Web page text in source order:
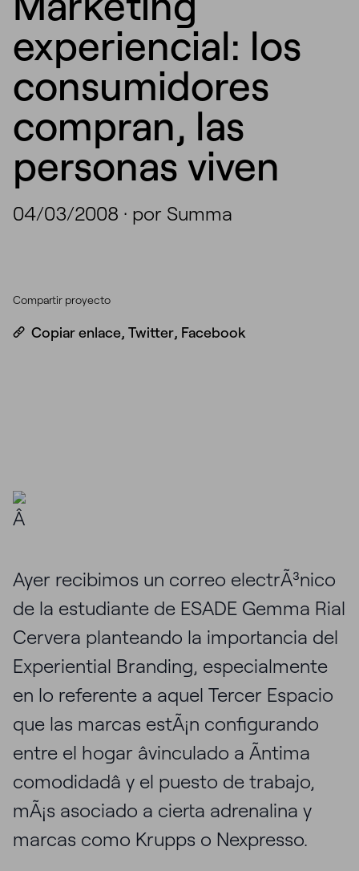
experiencial: los
consumidores
compran, las
personas viven
04/03/2008 · por Summa
Compartir proyecto
Copiar enlace, Twitter, Facebook
Â
Ayer recibimos un correo electrÃ³nico
de la estudiante de ESADE Gemma Rial
Cervera planteando la importancia del
Experiential Branding, especialmente
en lo referente a aquel Tercer Espacio
que las marcas estÃ¡n configurando
entre el hogar âvinculado a Ã­ntima
comodidadâ y el puesto de trabajo,
mÃ¡s asociado a cierta adrenalina y
marcas como Krupps o Nexpresso.